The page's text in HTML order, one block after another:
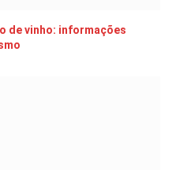
de vinho: informações